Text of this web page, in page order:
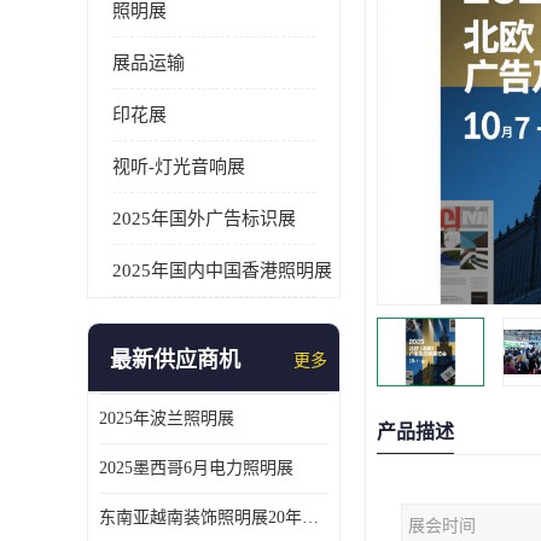
照明展
展品运输
印花展
视听-灯光音响展
2025年国外广告标识展
2025年国内中国香港照明展
最新供应商机 更多
2025年波兰照明展
2025墨西哥6月电力照明展
东南亚越南装饰照明展20年外展服务经验
产品描述
展会时间